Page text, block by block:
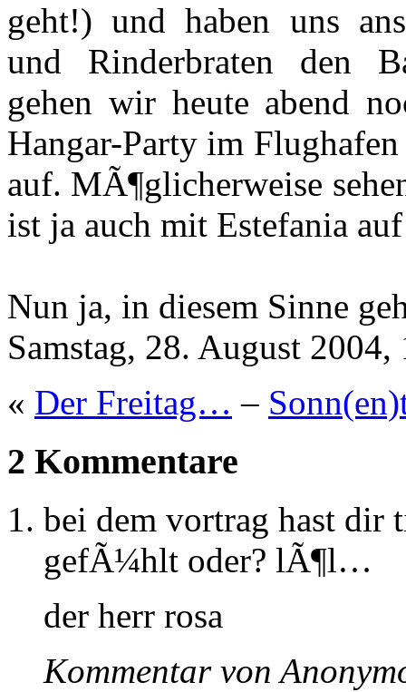
geht!) und haben uns
und Rinderbraten den
gehen wir heute abend
Hangar-Party im
auf. MÃ¶glicherweise
ist ja auch mit Estefania
Nun ja, in diesem Sinne
Samstag, 28. August
« Der Freitag… –
2 Kommentare
bei dem vortrag hast
gefÃ¼hlt oder? lÃ¶l…
der herr rosa
Kommentar von